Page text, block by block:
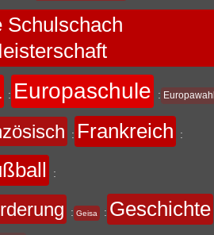
Schulschach
: Europaschule : Europawahl
: Frankreich :
:
: Geisa : Geschichte